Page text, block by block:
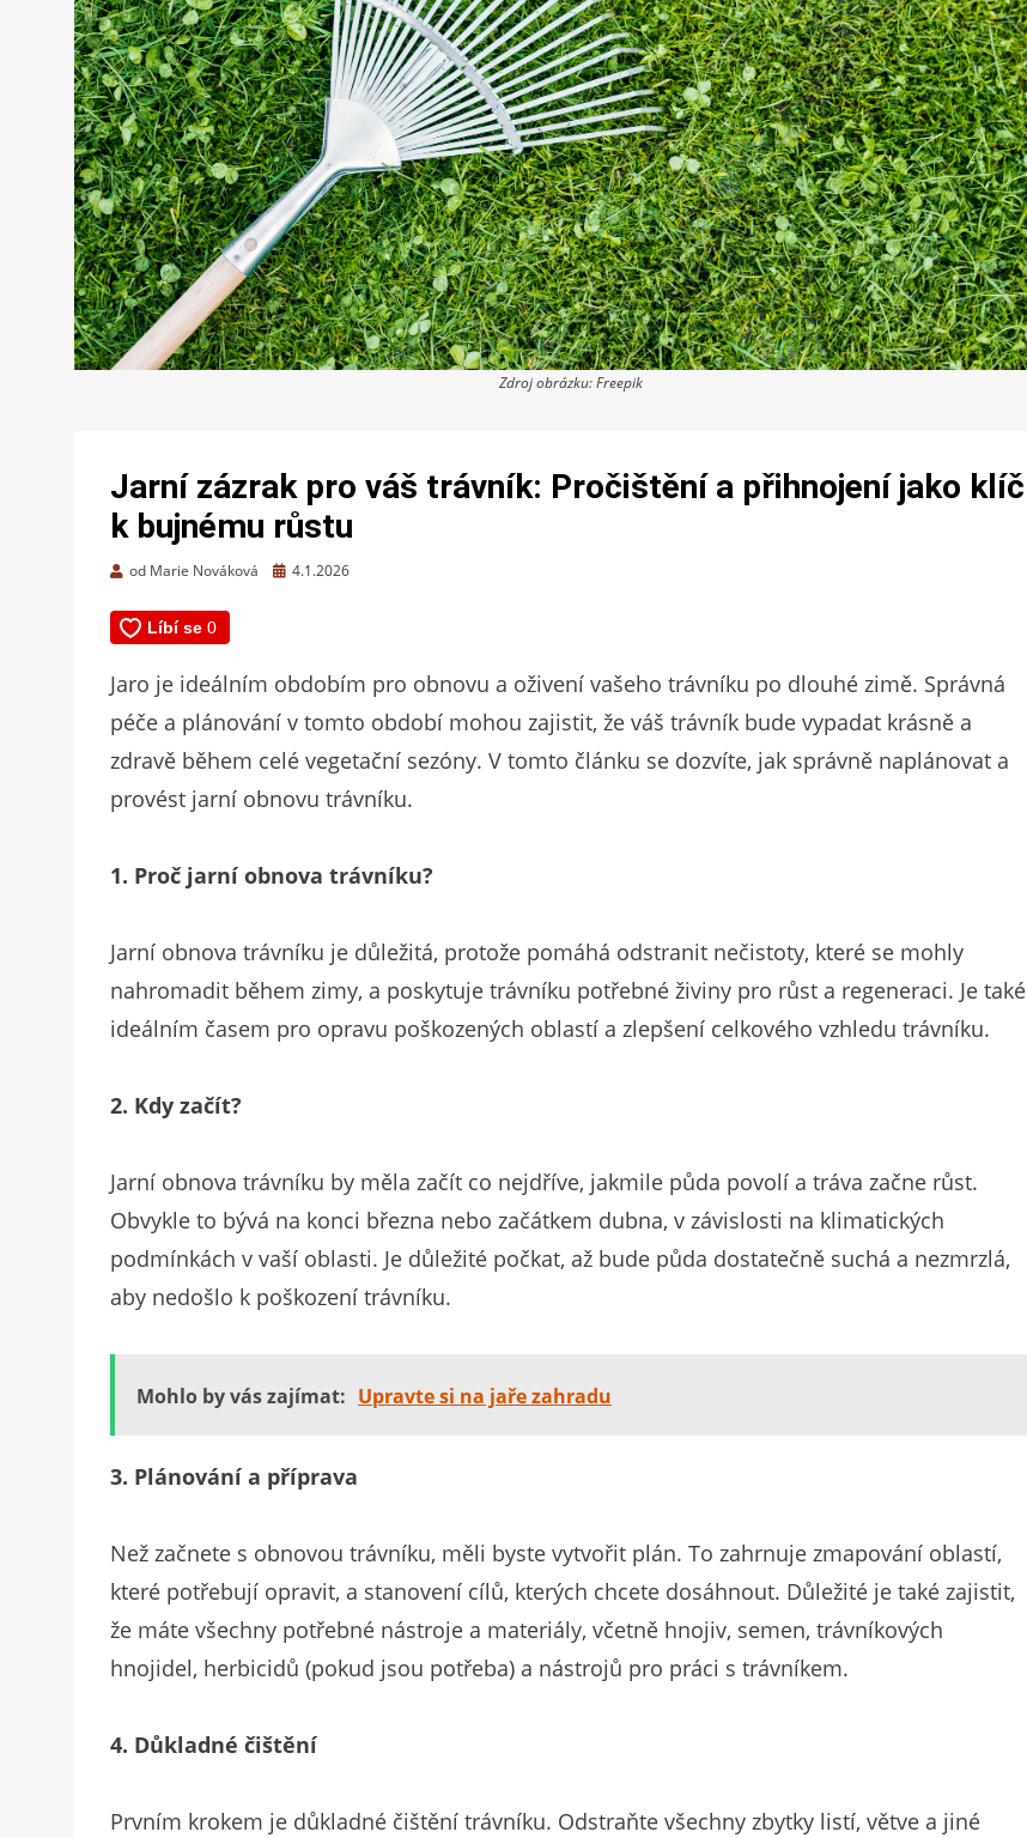
Zdroj obrázku: Freepik
Jarní zázrak pro váš trávník: Pročištění a přihnojení jako klíč
k bujnému růstu
od Marie Nováková
Zveřejněno
4.1.2026
Jaro je ideálním obdobím pro obnovu a oživení vašeho trávníku po dlouhé zimě. Správná
péče a plánování v tomto období mohou zajistit, že váš trávník bude vypadat krásně a
zdravě během celé vegetační sezóny. V tomto článku se dozvíte, jak správně naplánovat a
provést jarní obnovu trávníku.
1. Proč jarní obnova trávníku?
Jarní obnova trávníku je důležitá, protože pomáhá odstranit nečistoty, které se mohly
nahromadit během zimy, a poskytuje trávníku potřebné živiny pro růst a regeneraci. Je také
ideálním časem pro opravu poškozených oblastí a zlepšení celkového vzhledu trávníku.
2. Kdy začít?
Jarní obnova trávníku by měla začít co nejdříve, jakmile půda povolí a tráva začne růst.
Obvykle to bývá na konci března nebo začátkem dubna, v závislosti na klimatických
podmínkách v vaší oblasti. Je důležité počkat, až bude půda dostatečně suchá a nezmrzlá,
aby nedošlo k poškození trávníku.
Mohlo by vás zajímat: Upravte si na jaře zahradu
3. Plánování a příprava
Než začnete s obnovou trávníku, měli byste vytvořit plán. To zahrnuje zmapování oblastí,
které potřebují opravit, a stanovení cílů, kterých chcete dosáhnout. Důležité je také zajistit,
že máte všechny potřebné nástroje a materiály, včetně hnojiv, semen, trávníkových
hnojidel, herbicidů (pokud jsou potřeba) a nástrojů pro práci s trávníkem.
4. Důkladné čištění
Prvním krokem je důkladné čištění trávníku. Odstraňte všechny zbytky listí, větve a jiné